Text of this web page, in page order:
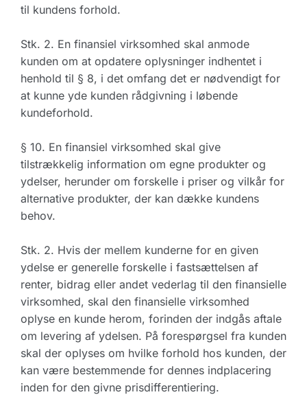
til kundens forhold.
Stk. 2. En finansiel virksomhed skal anmode
kunden om at opdatere oplysninger indhentet i
henhold til § 8, i det omfang det er nødvendigt for
at kunne yde kunden rådgivning i løbende
kundeforhold.
§ 10. En finansiel virksomhed skal give
tilstrækkelig information om egne produkter og
ydelser, herunder om forskelle i priser og vilkår for
alternative produkter, der kan dække kundens
behov.
Stk. 2. Hvis der mellem kunderne for en given
ydelse er generelle forskelle i fastsættelsen af
renter, bidrag eller andet vederlag til den finansielle
virksomhed, skal den finansielle virksomhed
oplyse en kunde herom, forinden der indgås aftale
om levering af ydelsen. På forespørgsel fra kunden
skal der oplyses om hvilke forhold hos kunden, der
kan være bestemmende for dennes indplacering
inden for den givne prisdifferentiering.